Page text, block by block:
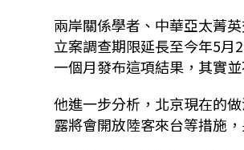
兩岸關係學者、中華亞太菁
立案調查期限延長至今年5月
一個月發布這項結果，其實並
他進一步分析，北京現在的
露將會開放陸客來台等措施